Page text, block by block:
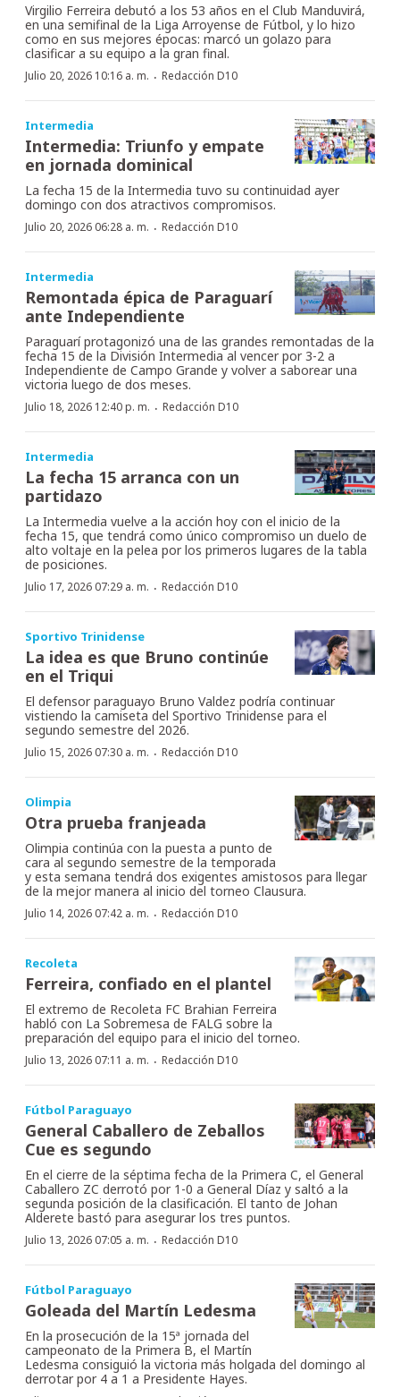
Virgilio Ferreira debutó a los 53 años en el Club Manduvirá,
en una semifinal de la Liga Arroyense de Fútbol, y lo hizo
como en sus mejores épocas: marcó un golazo para
clasificar a su equipo a la gran final.
Julio 20, 2026 10:16 a. m. · Redacción D10
Intermedia
Intermedia: Triunfo y empate
en jornada dominical
La fecha 15 de la Intermedia tuvo su continuidad ayer
domingo con dos atractivos compromisos.
Julio 20, 2026 06:28 a. m. · Redacción D10
Intermedia
Remontada épica de Paraguarí
ante Independiente
Paraguarí protagonizó una de las grandes remontadas de la
fecha 15 de la División Intermedia al vencer por 3-2 a
Independiente de Campo Grande y volver a saborear una
victoria luego de dos meses.
Julio 18, 2026 12:40 p. m. · Redacción D10
Intermedia
La fecha 15 arranca con un
partidazo
La Intermedia vuelve a la acción hoy con el inicio de la
fecha 15, que tendrá como único compromiso un duelo de
alto voltaje en la pelea por los primeros lugares de la tabla
de posiciones.
Julio 17, 2026 07:29 a. m. · Redacción D10
Sportivo Trinidense
La idea es que Bruno continúe
en el Triqui
El defensor paraguayo Bruno Valdez podría continuar
vistiendo la camiseta del Sportivo Trinidense para el
segundo semestre del 2026.
Julio 15, 2026 07:30 a. m. · Redacción D10
Olimpia
Otra prueba franjeada
Olimpia continúa con la puesta a punto de
cara al segundo semestre de la temporada
y esta semana tendrá dos exigentes amistosos para llegar
de la mejor manera al inicio del torneo Clausura.
Julio 14, 2026 07:42 a. m. · Redacción D10
Recoleta
Ferreira, confiado en el plantel
El extremo de Recoleta FC Brahian Ferreira
habló con La Sobremesa de FALG sobre la
preparación del equipo para el inicio del torneo.
Julio 13, 2026 07:11 a. m. · Redacción D10
Fútbol Paraguayo
General Caballero de Zeballos
Cue es segundo
En el cierre de la séptima fecha de la Primera C, el General
Caballero ZC derrotó por 1-0 a General Díaz y saltó a la
segunda posición de la clasificación. El tanto de Johan
Alderete bastó para asegurar los tres puntos.
Julio 13, 2026 07:05 a. m. · Redacción D10
Fútbol Paraguayo
Goleada del Martín Ledesma
En la prosecución de la 15ª jornada del
campeonato de la Primera B, el Martín
Ledesma consiguió la victoria más holgada del domingo al
derrotar por 4 a 1 a Presidente Hayes.